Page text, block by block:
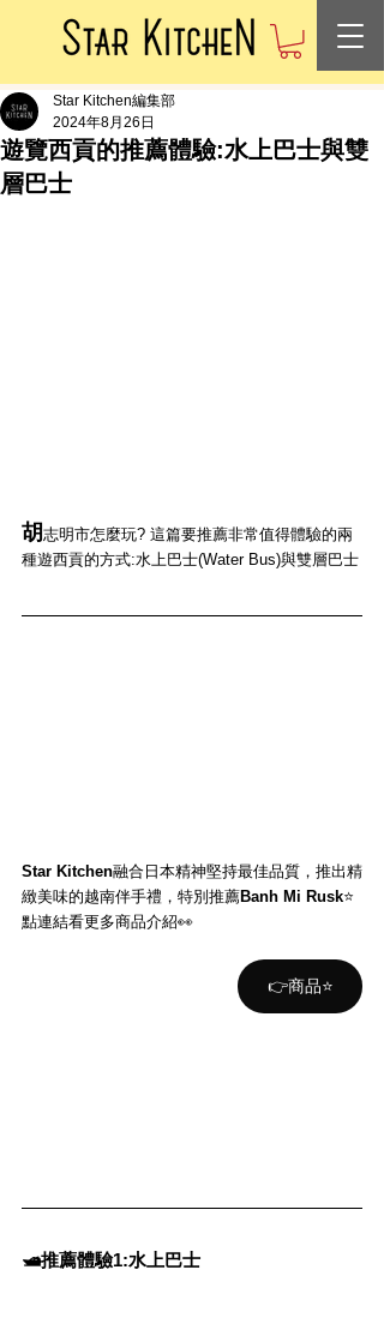
遊覽西貢的推薦體驗:水上巴士與雙
層巴士
Star Kitchen編集部
2024年8月26日
胡志明市怎麼玩? 這篇要推薦非常值得體驗的兩
種遊西貢的方式:水上巴士(Water Bus)與雙層巴士
Star Kitchen融合日本精神堅持最佳品質，推出精
緻美味的越南伴手禮，特別推薦Banh Mi Rusk⭐️
點連結看更多商品介紹👀
👉商品⭐️
🛥️推薦體驗1:水上巴士